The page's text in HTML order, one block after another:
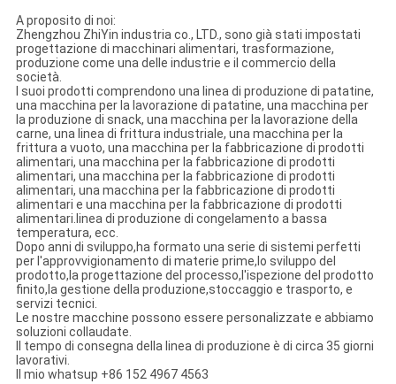
A proposito di noi:
Zhengzhou ZhiYin industria co., LTD., sono già stati impostati
progettazione di macchinari alimentari, trasformazione,
produzione come una delle industrie e il commercio della
società.
I suoi prodotti comprendono una linea di produzione di patatine,
una macchina per la lavorazione di patatine, una macchina per
la produzione di snack, una macchina per la lavorazione della
carne, una linea di frittura industriale, una macchina per la
frittura a vuoto, una macchina per la fabbricazione di prodotti
alimentari, una macchina per la fabbricazione di prodotti
alimentari, una macchina per la fabbricazione di prodotti
alimentari, una macchina per la fabbricazione di prodotti
alimentari e una macchina per la fabbricazione di prodotti
alimentari.linea di produzione di congelamento a bassa
temperatura, ecc.
Dopo anni di sviluppo,ha formato una serie di sistemi perfetti
per l'approvvigionamento di materie prime,lo sviluppo del
prodotto,la progettazione del processo,l'ispezione del prodotto
finito,la gestione della produzione,stoccaggio e trasporto, e
servizi tecnici.
Le nostre macchine possono essere personalizzate e abbiamo
soluzioni collaudate.
Il tempo di consegna della linea di produzione è di circa 35 giorni
lavorativi.
Il mio whatsup +86 152 4967 4563